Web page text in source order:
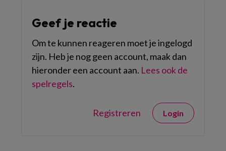
Geef je reactie
Om te kunnen reageren moet je ingelogd
zijn. Heb je nog geen account, maak dan
hieronder een account aan. Lees ook de
spelregels.
Registreren Login